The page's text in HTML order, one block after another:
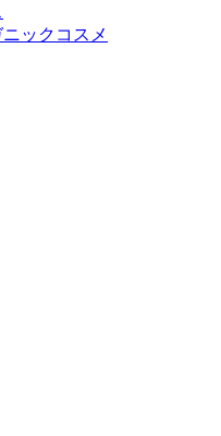
ックコスメ